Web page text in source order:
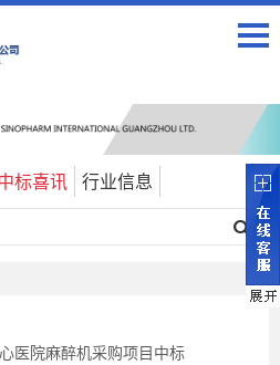
标喜讯 行业信息
医院麻醉机采购项目中标